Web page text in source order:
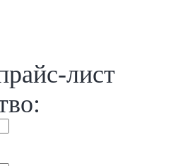
лист